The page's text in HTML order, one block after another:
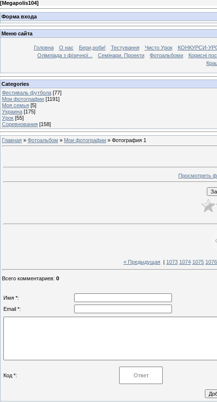
[Megapolis104]
Форма входа
Меню сайта
Головна О нас Бери,роби! Тестування Чисто Урок
КОНКУРСИ-
Олімпіада з фізичної...
Семінари. Проекти Фотоальбоми
Корисні
Categories
Фестиваль футбола [77]
Мои фотографии [1191]
Моя семья [5]
Украина [175]
Урок [55]
Соревнования [158]
Главная » Фотоальбом » Мои фотографии » Фотография 1
Просмотреть
« Предыдущая 1073 1074 1075 1076
Всего комментариев: 0
Имя *:
Email *:
Код *: